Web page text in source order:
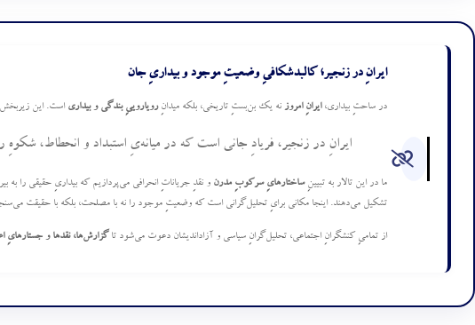
ایرانِ در زنجیر؛ کالبدشکافیِ وضعیتِ موجود و بیداریِ جان
در ساحتِ بیداری،ایرانِ امروز نه یک بن‌بستِ تاریخی، بلکه میدانِرویاروییِ بندگی و بیداری است. این
ایرانِ در زنجیر، فریادِ جانی است که در میانه‌یِ استبداد و انحطاط،
ما در این تالار به تبیینِساختارهایِ سرکوبِ مدرن و نقدِ جریاناتِ انحرافی می‌پردازیم که بیداریِ حقیقی را به
تشکیل می‌دهند. اینجا مکانی برایِ تحلیل‌گرانی است که وضعیتِ موجود را نه با مصلحت، بلکه با حقیقت
از تمامیِ کنشگرانِ اجتماعی، تحلیل‌گرانِ سیاسی و آزاداندیشان دعوت می‌شود تا گزارش‌ها، نقدها و جستارهایِ